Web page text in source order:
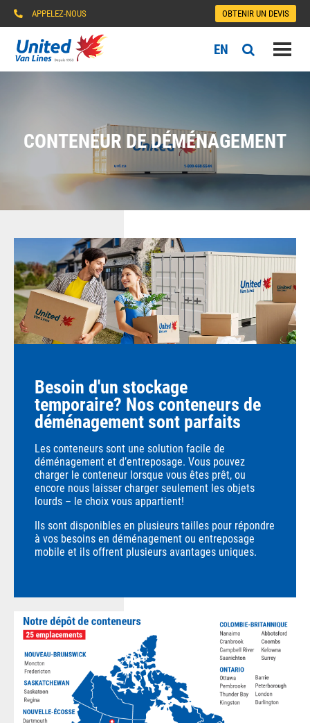
APPELEZ-NOUS OBTENIR UN DEVIS
EN
CONTENEUR DE DÉMÉNAGEMENT
Besoin d'un stockage
temporaire? Nos conteneurs de
déménagement sont parfaits
Les conteneurs sont une solution facile de
déménagement et d’entreposage. Vous pouvez
charger le conteneur lorsque vous êtes prêt, ou
encore nous laisser charger seulement les objets
lourds – le choix vous appartient!
Ils sont disponibles en plusieurs tailles pour répondre
à vos besoins en déménagement ou entreposage
mobile et ils offrent plusieurs avantages uniques.